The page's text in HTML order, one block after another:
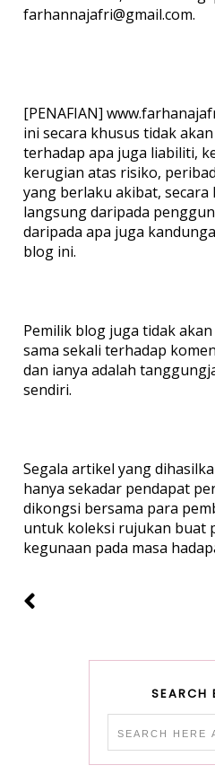
farhannajafri@gmail.com.
[PENAFIAN]
ini secara khusus tidak
terhadap apa juga liabiliti,
kerugian atas risiko,
yang berlaku akibat,
langsung daripada
daripada apa juga
blog ini.
Pemilik blog juga tidak
sama sekali terhadap
dan ianya adalah
sendiri.
Segala artikel yang
hanya sekadar pendapat
dikongsi bersama para
untuk koleksi rujukan buat
kegunaan pada masa
SEARCH